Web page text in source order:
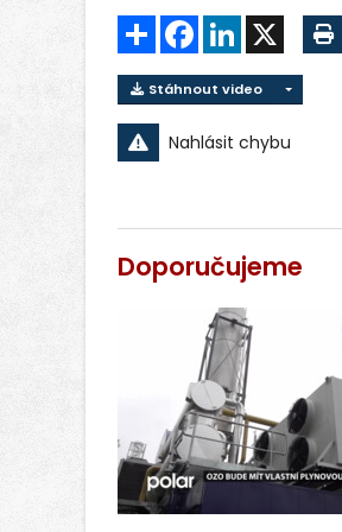
Sdílet FacebookLinkedIn
Stáhnout video
Nahlásit chybu
Doporučujeme